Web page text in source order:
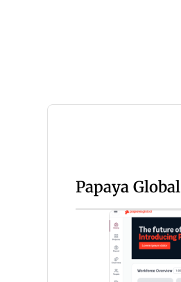
Papaya Global